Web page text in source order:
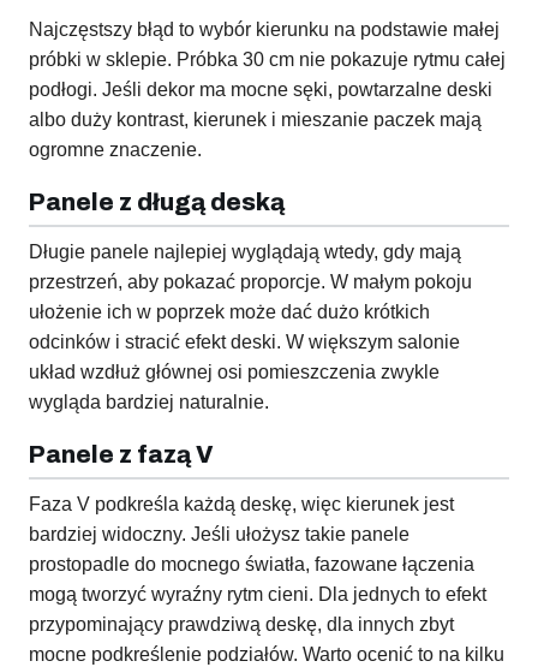
Najczęstszy błąd to wybór kierunku na podstawie małej
próbki w sklepie. Próbka 30 cm nie pokazuje rytmu całej
podłogi. Jeśli dekor ma mocne sęki, powtarzalne deski
albo duży kontrast, kierunek i mieszanie paczek mają
ogromne znaczenie.
Panele z długą deską
Długie panele najlepiej wyglądają wtedy, gdy mają
przestrzeń, aby pokazać proporcje. W małym pokoju
ułożenie ich w poprzek może dać dużo krótkich
odcinków i stracić efekt deski. W większym salonie
układ wzdłuż głównej osi pomieszczenia zwykle
wygląda bardziej naturalnie.
Panele z fazą V
Faza V podkreśla każdą deskę, więc kierunek jest
bardziej widoczny. Jeśli ułożysz takie panele
prostopadle do mocnego światła, fazowane łączenia
mogą tworzyć wyraźny rytm cieni. Dla jednych to efekt
przypominający prawdziwą deskę, dla innych zbyt
mocne podkreślenie podziałów. Warto ocenić to na kilku